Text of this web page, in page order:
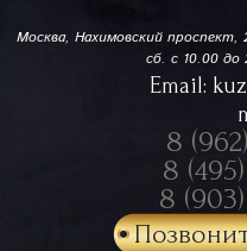
Москва, Нахимовский проспект,
сб. с 10.00 до
Email:
8 (962)
8 (495)
8 (903)